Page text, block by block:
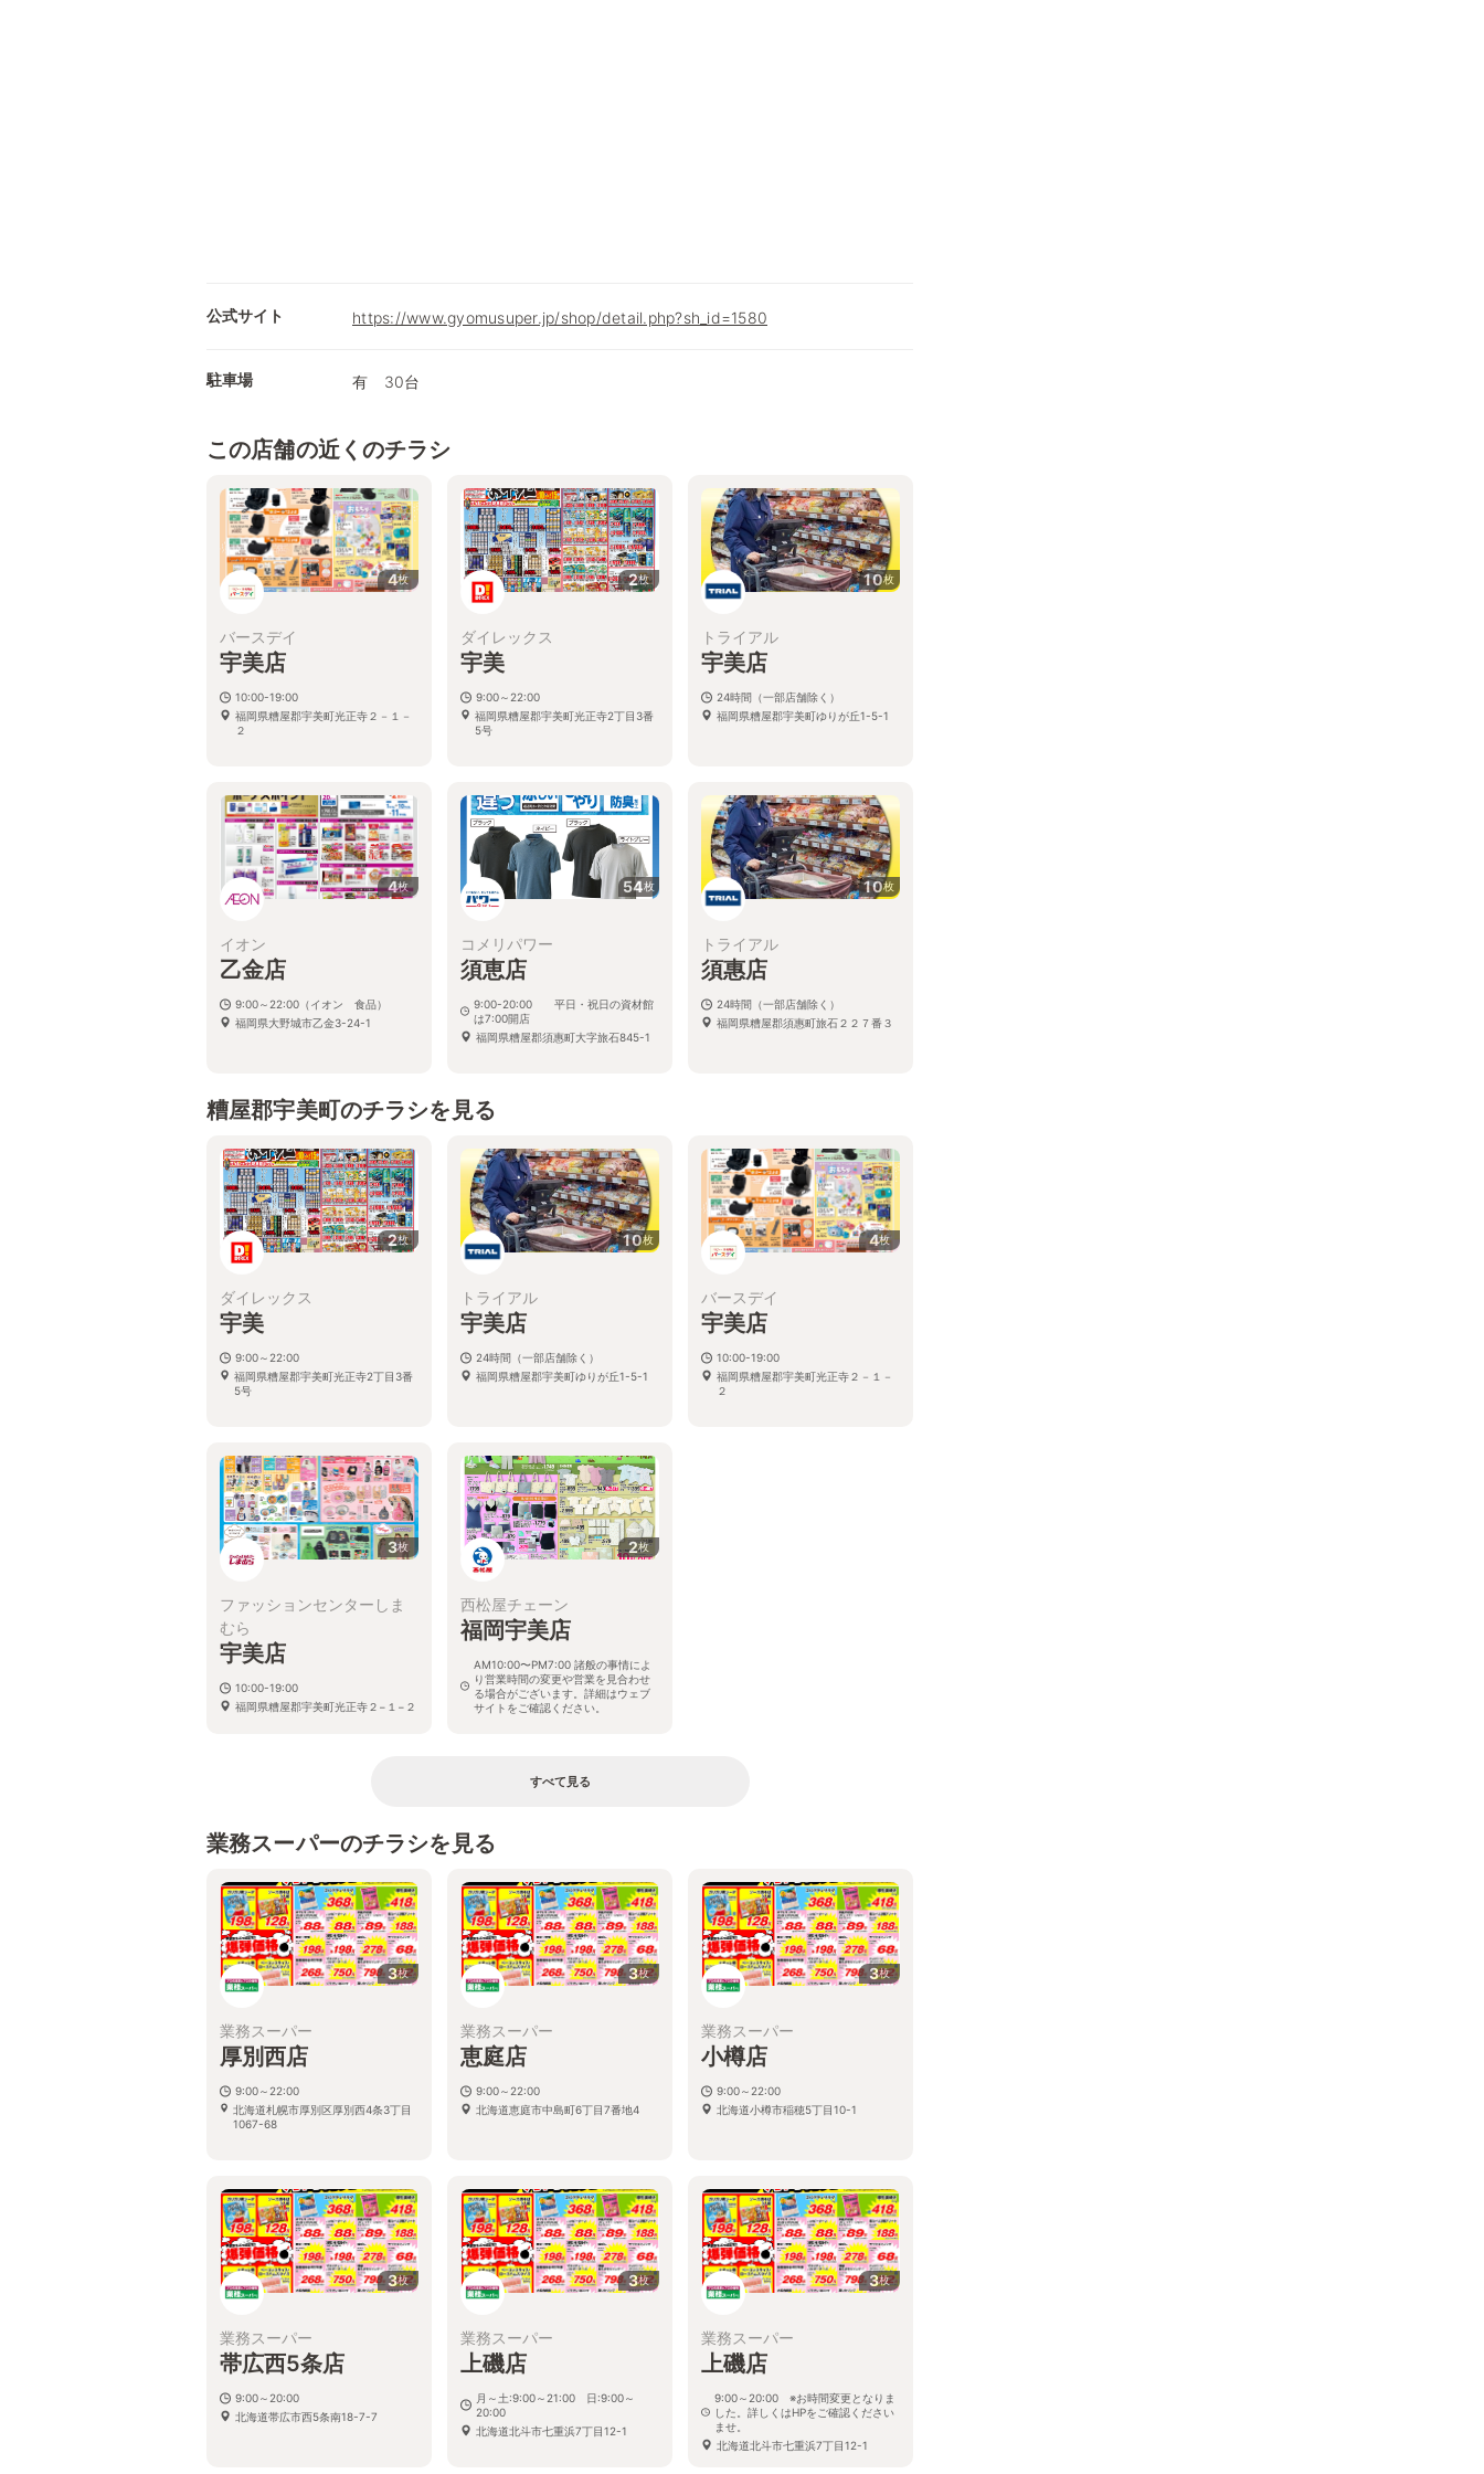
公式サイト https://www.gyomusuper.jp/shop/detail.php?sh_id=1580
駐車場 有 30台
この店舗の近くのチラシ
4枚
バースデイ
宇美店
10:00-19:00
福岡県糟屋郡宇美町光正寺２－１－
２
2枚
ダイレックス
宇美
9:00～22:00
福岡県糟屋郡宇美町光正寺2丁目3番
5号
10枚
トライアル
宇美店
24時間（一部店舗除く）
福岡県糟屋郡宇美町ゆりが丘1-5-1
4枚
イオン
乙金店
9:00～22:00（イオン 食品）
福岡県大野城市乙金3-24-1
54枚
コメリパワー
須恵店
9:00-20:00 平日・祝日の資材館
は7:00開店
福岡県糟屋郡須惠町大字旅石845-1
10枚
トライアル
須惠店
24時間（一部店舗除く）
福岡県糟屋郡須惠町旅石２２７番３
糟屋郡宇美町のチラシを見る
2枚
ダイレックス
宇美
9:00～22:00
福岡県糟屋郡宇美町光正寺2丁目3番
5号
10枚
トライアル
宇美店
24時間（一部店舗除く）
福岡県糟屋郡宇美町ゆりが丘1-5-1
4枚
バースデイ
宇美店
10:00-19:00
福岡県糟屋郡宇美町光正寺２－１－
２
3枚
ファッションセンターしま
むら
宇美店
10:00-19:00
福岡県糟屋郡宇美町光正寺２−１−２
2枚
西松屋チェーン
福岡宇美店
AM10:00〜PM7:00 諸般の事情によ
り営業時間の変更や営業を見合わせ
る場合がございます。詳細はウェブ
サイトをご確認ください。
すべて見る
業務スーパーのチラシを見る
3枚
業務スーパー
厚別西店
9:00～22:00
北海道札幌市厚別区厚別西4条3丁目
1067-68
3枚
業務スーパー
恵庭店
9:00～22:00
北海道恵庭市中島町6丁目7番地4
3枚
業務スーパー
小樽店
9:00～22:00
北海道小樽市稲穂5丁目10-1
3枚
業務スーパー
帯広西5条店
9:00～20:00
北海道帯広市西5条南18-7-7
3枚
業務スーパー
上磯店
月～土:9:00～21:00 日:9:00～
20:00
北海道北斗市七重浜7丁目12-1
3枚
業務スーパー
上磯店
9:00～20:00 ※お時間変更となりま
した。詳しくはHPをご確認ください
ませ。
北海道北斗市七重浜7丁目12-1